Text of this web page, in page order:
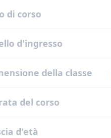
di corso
d'ingresso
della classe
del corso
d'età